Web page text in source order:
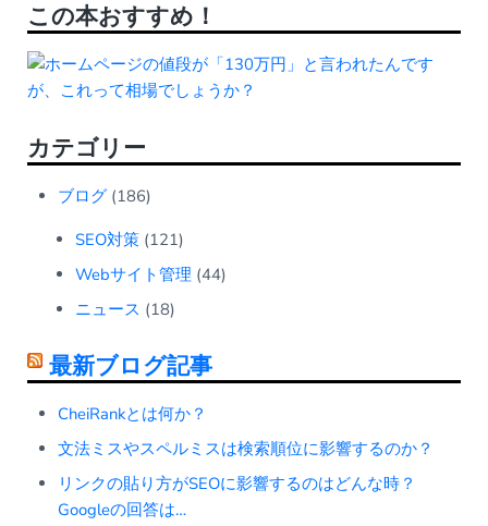
この本おすすめ！
カテゴリー
ブログ (186)
SEO対策 (121)
Webサイト管理 (44)
ニュース (18)
最新ブログ記事
CheiRankとは何か？
文法ミスやスペルミスは検索順位に影響するのか？
リンクの貼り方がSEOに影響するのはどんな時？
Googleの回答は…